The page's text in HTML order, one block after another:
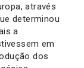
através
determinou
a
em
dos